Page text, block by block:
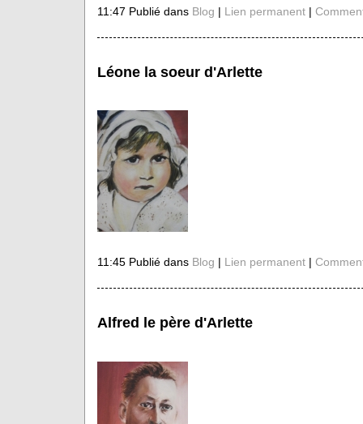
11:47 Publié dans Blog | Lien permanent|
Léone la soeur d'Arlette
11:45 Publié dans Blog | Lien permanent|
Alfred le père d'Arlette